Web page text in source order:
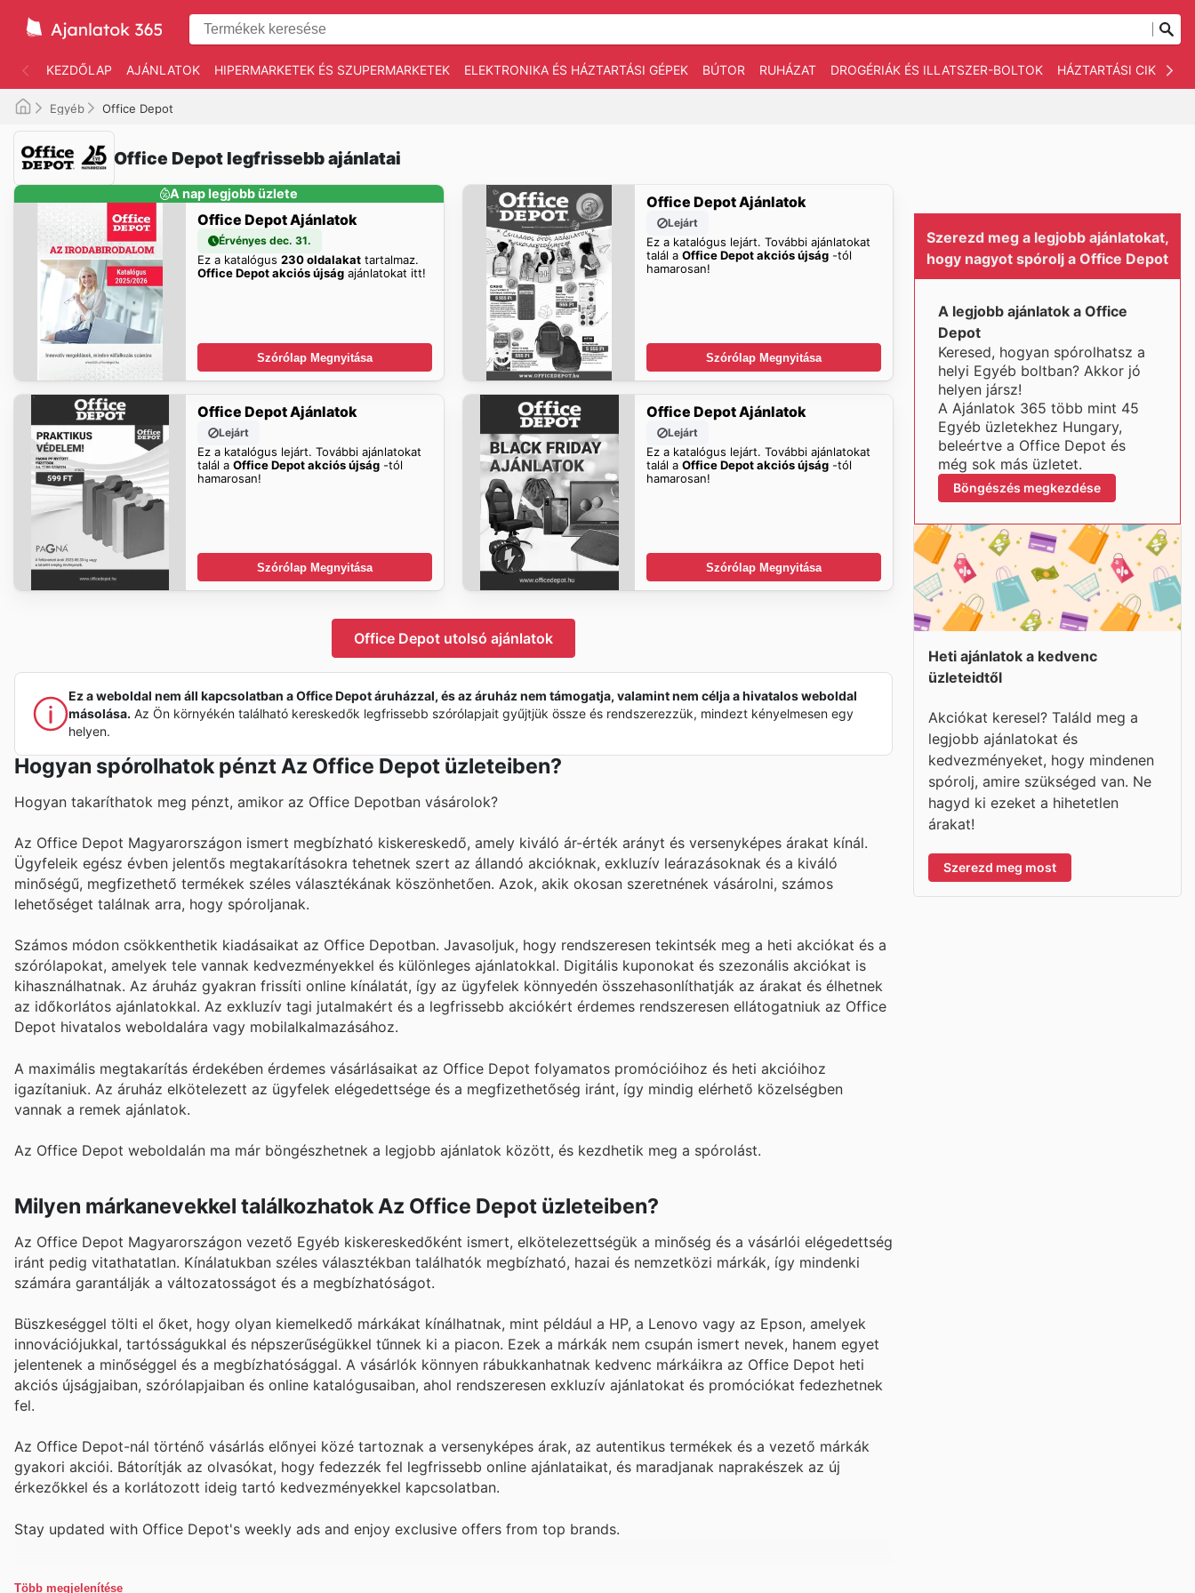
KEZDŐLAP AJÁNLATOK HIPERMARKETEK ÉS SZUPERMARKETEK ELEKTRONIKA ÉS HÁZTARTÁSI GÉPEK BÚTOR RUHÁZAT DROGÉRIÁK ÉS ILLATSZER-BOLTOK HÁZTARTÁSI CIKKEK
Egyéb Office Depot
Office Depot legfrissebb ajánlatai
A nap legjobb üzlete
Office Depot Ajánlatok
Érvényes dec. 31.
Ez a katalógus 230 oldalakattartalmaz.
Office Depot akciós újságajánlatokat itt!
Szórólap Megnyitása
Office Depot Ajánlatok
Lejárt
Ez a katalógus lejárt. További ajánlatokat
talál aOffice Depot akciós újság -tól
hamarosan!
Szórólap Megnyitása
Office Depot Ajánlatok
Lejárt
Ez a katalógus lejárt. További ajánlatokat
talál a Office Depot akciós újság-tól
hamarosan!
Szórólap Megnyitása
Office Depot Ajánlatok
Lejárt
Ez a katalógus lejárt. További ajánlatokat
talál aOffice Depot akciós újság -tól
hamarosan!
Szórólap Megnyitása
Office Depot utolsó ajánlatok
Ez a weboldal nem áll kapcsolatban a Office Depot áruházzal, és az áruház nem támogatja, valamint nem célja a hivatalos weboldal
másolása. Az Ön környékén található kereskedők legfrissebb szórólapjait gyűjtjük össze és rendszerezzük, mindezt kényelmesen egy
helyen.
Hogyan spórolhatok pénzt Az Office Depot üzleteiben?
Hogyan takaríthatok meg pénzt, amikor az Office Depotban vásárolok?
Az Office Depot Magyarországon ismert megbízható kiskereskedő, amely kiváló ár-érték arányt és versenyképes árakat kínál.
Ügyfeleik egész évben jelentős megtakarításokra tehetnek szert az állandó akcióknak, exkluzív leárazásoknak és a kiváló
minőségű, megfizethető termékek széles választékának köszönhetően. Azok, akik okosan szeretnének vásárolni, számos
lehetőséget találnak arra, hogy spóroljanak.
Számos módon csökkenthetik kiadásaikat az Office Depotban. Javasoljuk, hogy rendszeresen tekintsék meg a heti akciókat és a
szórólapokat, amelyek tele vannak kedvezményekkel és különleges ajánlatokkal. Digitális kuponokat és szezonális akciókat is
kihasználhatnak. Az áruház gyakran frissíti online kínálatát, így az ügyfelek könnyedén összehasonlíthatják az árakat és élhetnek
az időkorlátos ajánlatokkal. Az exkluzív tagi jutalmakért és a legfrissebb akciókért érdemes rendszeresen ellátogatniuk az Office
Depot hivatalos weboldalára vagy mobilalkalmazásához.
A maximális megtakarítás érdekében érdemes vásárlásaikat az Office Depot folyamatos promócióihoz és heti akcióihoz
igazítaniuk. Az áruház elkötelezett az ügyfelek elégedettsége és a megfizethetőség iránt, így mindig elérhető közelségben
vannak a remek ajánlatok.
Az Office Depot weboldalán ma már böngészhetnek a legjobb ajánlatok között, és kezdhetik meg a spórolást.
Milyen márkanevekkel találkozhatok Az Office Depot üzleteiben?
Az Office Depot Magyarországon vezető Egyéb kiskereskedőként ismert, elkötelezettségük a minőség és a vásárlói elégedettség
iránt pedig vitathatatlan. Kínálatukban széles választékban találhatók megbízható, hazai és nemzetközi márkák, így mindenki
számára garantálják a változatosságot és a megbízhatóságot.
Büszkeséggel tölti el őket, hogy olyan kiemelkedő márkákat kínálhatnak, mint például a HP, a Lenovo vagy az Epson, amelyek
innovációjukkal, tartósságukkal és népszerűségükkel tűnnek ki a piacon. Ezek a márkák nem csupán ismert nevek, hanem egyet
jelentenek a minőséggel és a megbízhatósággal. A vásárlók könnyen rábukkanhatnak kedvenc márkáikra az Office Depot heti
akciós újságjaiban, szórólapjaiban és online katalógusaiban, ahol rendszeresen exkluzív ajánlatokat és promóciókat fedezhetnek
fel.
Az Office Depot-nál történő vásárlás előnyei közé tartoznak a versenyképes árak, az autentikus termékek és a vezető márkák
gyakori akciói. Bátorítják az olvasókat, hogy fedezzék fel legfrissebb online ajánlataikat, és maradjanak naprakészek az új
érkezőkkel és a korlátozott ideig tartó kedvezményekkel kapcsolatban.
Stay updated with Office Depot's weekly ads and enjoy exclusive offers from top brands.
Több megjelenítése
Szerezd meg a legjobb ajánlatokat,
hogy nagyot spórolj a Office Depot
A legjobb ajánlatok a Office
Depot
Keresed, hogyan spórolhatsz a
helyi Egyéb boltban? Akkor jó
helyen jársz!
A Ajánlatok 365 több mint 45
Egyéb üzletekhez Hungary,
beleértve a Office Depot és
még sok más üzletet.
Böngészés megkezdése
Heti ajánlatok a kedvenc
üzleteidtől
Akciókat keresel? Találd meg a
legjobb ajánlatokat és
kedvezményeket, hogy mindenen
spórolj, amire szükséged van. Ne
hagyd ki ezeket a hihetetlen
árakat!
Szerezd meg most